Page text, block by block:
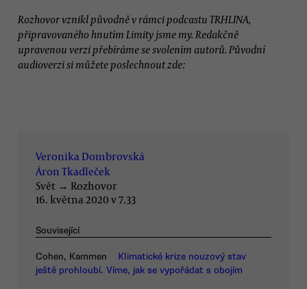
Rozhovor vznikl původně v rámci podcastu TRHLINA,
připravovaného hnutím Limity jsme my. Redakčně
upravenou verzi přebíráme se svolením autorů. Původní
audioverzi si můžete poslechnout zde:
Veronika Dombrovská
Áron Tkadleček
Svět → Rozhovor
16. května 2020 v 7.33
Související
Cohen, Kammen
Klimatické krize nouzový stav
ještě prohloubí. Víme, jak se vypořádat s obojím